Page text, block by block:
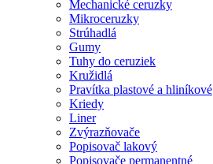
Mechanické ceruzky
Mikroceruzky
Strúhadlá
Gumy
Tuhy do ceruziek
Kružidlá
Pravítka plastové a hliníkové
Kriedy
Liner
Zvýrazňovače
Popisovač lakový
Popisovače permanentné